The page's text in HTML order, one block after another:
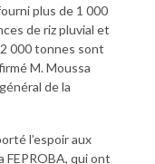
plus de 1 000
de riz pluvial et
000 tonnes sont
M. Moussa
de la
l’espoir aux
FEPROBA, qui ont